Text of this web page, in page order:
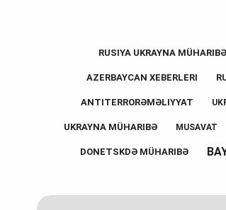
RUSIYA UKRAYNA
AZERBAYCAN XEBERLERI
ANTITERRORƏMƏLIYYAT
UKRAYNA MÜHARIBƏ MUSAVAT
DONETSKDƏ MÜHARIBƏ